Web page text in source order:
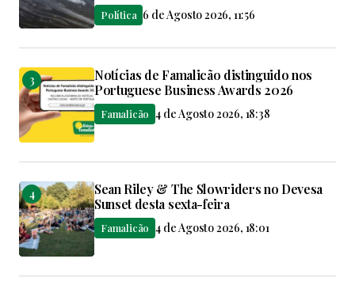
Política 6 de Agosto 2026, 11:56
Notícias de Famalicão distinguido nos
Portuguese Business Awards 2026
Famalicão 4 de Agosto 2026, 18:38
Sean Riley & The Slowriders no Devesa
Sunset desta sexta-feira
Famalicão 4 de Agosto 2026, 18:01